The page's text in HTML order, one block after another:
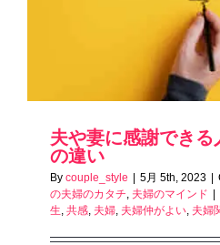
夫や妻に感謝でき
の違い
By couple_style 5月 5th, 2023
の夫婦のカタチ, 夫婦のマインド
生, 共感, 夫婦, 夫婦仲がよい, 夫婦